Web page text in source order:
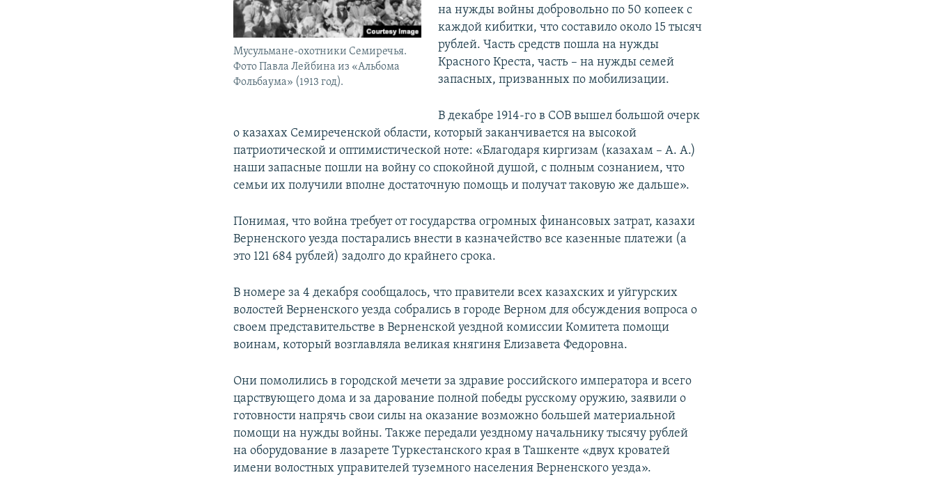
Мусульмане-охотники Семиречья.
Фото Павла Лейбина из «Альбома
Фольбаума» (1913 год).
на нужды войны добровольно по 50 копеек с
каждой кибитки, что составило около 15 тысяч
рублей. Часть средств пошла на нужды
Красного Креста, часть – на нужды семей
запасных, призванных по мобилизации.
В декабре 1914-го в СОВ вышел большой очерк
о казахах Семиреченской области, который заканчивается на высокой
патриотической и оптимистической ноте: «Благодаря киргизам (казахам – А. А.)
наши запасные пошли на войну со спокойной душой, с полным сознанием, что
семьи их получили вполне достаточную помощь и получат таковую же дальше».
Понимая, что война требует от государства огромных финансовых затрат, казахи
Верненского уезда постарались внести в казначейство все казенные платежи (а
это 121 684 рублей) задолго до крайнего срока.
В номере за 4 декабря сообщалось, что правители всех казахских и уйгурских
волостей Верненского уезда собрались в городе Верном для обсуждения вопроса о
своем представительстве в Верненской уездной комиссии Комитета помощи
воинам, который возглавляла великая княгиня Елизавета Федоровна.
Они помолились в городской мечети за здравие российского императора и всего
царствующего дома и за дарование полной победы русскому оружию, заявили о
готовности напрячь свои силы на оказание возможно большей материальной
помощи на нужды войны. Также передали уездному начальнику тысячу рублей
на оборудование в лазарете Туркестанского края в Ташкенте «двух кроватей
имени волостных управителей туземного населения Верненского уезда».